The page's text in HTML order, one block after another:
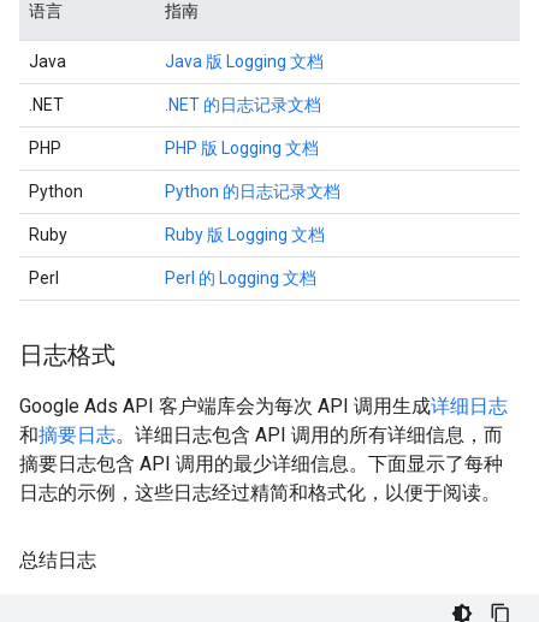
语言 指南
Java Java 版 Logging 文档
.NET .NET 的日志记录文档
PHP PHP 版 Logging 文档
Python Python 的日志记录文档
Ruby Ruby 版 Logging 文档
Perl Perl 的 Logging 文档
日志格式
Google Ads API 客户端库会为每次 API 调用生成详细日志
和摘要日志。详细日志包含 API 调用的所有详细信息，而
摘要日志包含 API 调用的最少详细信息。下面显示了每种
日志的示例，这些日志经过精简和格式化，以便于阅读。
总结日志